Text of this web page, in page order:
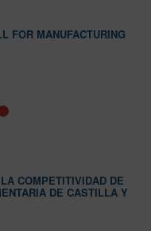
FOR MANUFACTURING
COMPETITIVIDAD DE
DE CASTILLA Y